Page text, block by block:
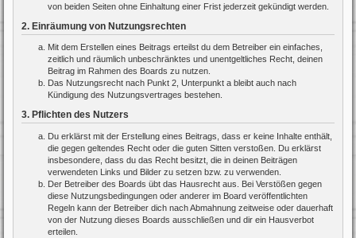
von beiden Seiten ohne Einhaltung einer Frist jederzeit gekündigt werden.
2. Einräumung von Nutzungsrechten
Mit dem Erstellen eines Beitrags erteilst du dem Betreiber ein einfaches,
zeitlich und räumlich unbeschränktes und unentgeltliches Recht, deinen
Beitrag im Rahmen des Boards zu nutzen.
Das Nutzungsrecht nach Punkt 2, Unterpunkt a bleibt auch nach
Kündigung des Nutzungsvertrages bestehen.
3. Pflichten des Nutzers
Du erklärst mit der Erstellung eines Beitrags, dass er keine Inhalte enthält,
die gegen geltendes Recht oder die guten Sitten verstoßen. Du erklärst
insbesondere, dass du das Recht besitzt, die in deinen Beiträgen
verwendeten Links und Bilder zu setzen bzw. zu verwenden.
Der Betreiber des Boards übt das Hausrecht aus. Bei Verstößen gegen
diese Nutzungsbedingungen oder anderer im Board veröffentlichten
Regeln kann der Betreiber dich nach Abmahnung zeitweise oder dauerhaft
von der Nutzung dieses Boards ausschließen und dir ein Hausverbot
erteilen.